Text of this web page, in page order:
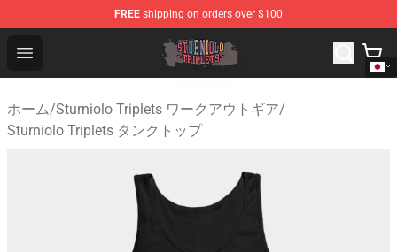
FREE shipping on orders over $100
Open menu
Sturniolo Triplets Shop - Official Sturniolo Triplets
ホーム/Sturniolo Triplets ワークアウトギア/
Sturniolo Triplets タンクトップ